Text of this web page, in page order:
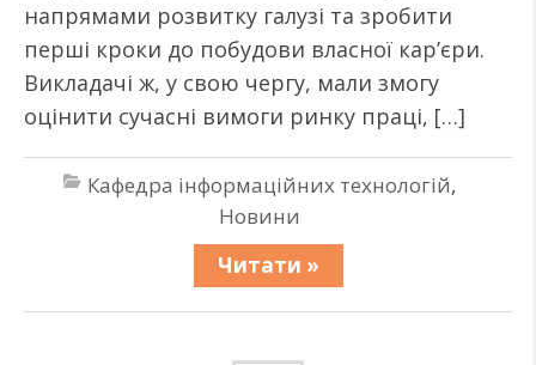
напрямами розвитку галузі та зробити
перші кроки до побудови власної кар’єри.
Викладачі ж, у свою чергу, мали змогу
оцінити сучасні вимоги ринку праці, […]
Кафедра інформаційних технологій,
Новини
Читати »